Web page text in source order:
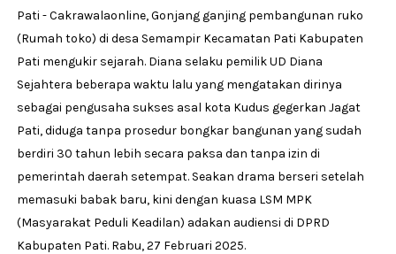
Pati - Cakrawalaonline, Gonjang ganjing pembangunan ruko
(Rumah toko) di desa Semampir Kecamatan Pati Kabupaten
Pati mengukir sejarah. Diana selaku pemilik UD Diana
Sejahtera beberapa waktu lalu yang mengatakan dirinya
sebagai pengusaha sukses asal kota Kudus gegerkan Jagat
Pati, diduga tanpa prosedur bongkar bangunan yang sudah
berdiri 30 tahun lebih secara paksa dan tanpa izin di
pemerintah daerah setempat. Seakan drama berseri setelah
memasuki babak baru, kini dengan kuasa LSM MPK
(Masyarakat Peduli Keadilan) adakan audiensi di DPRD
Kabupaten Pati. Rabu, 27 Februari 2025.